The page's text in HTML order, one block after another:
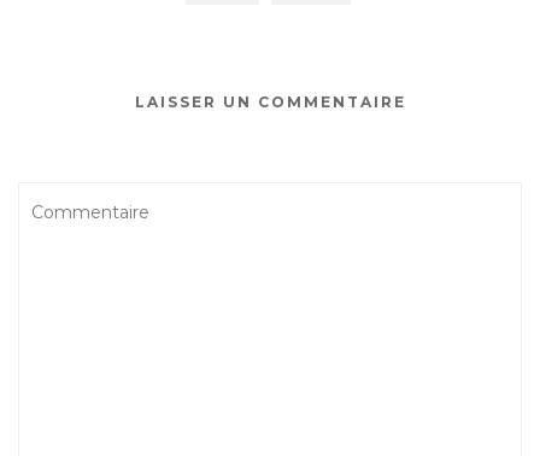
LAISSER UN COMMENTAIRE